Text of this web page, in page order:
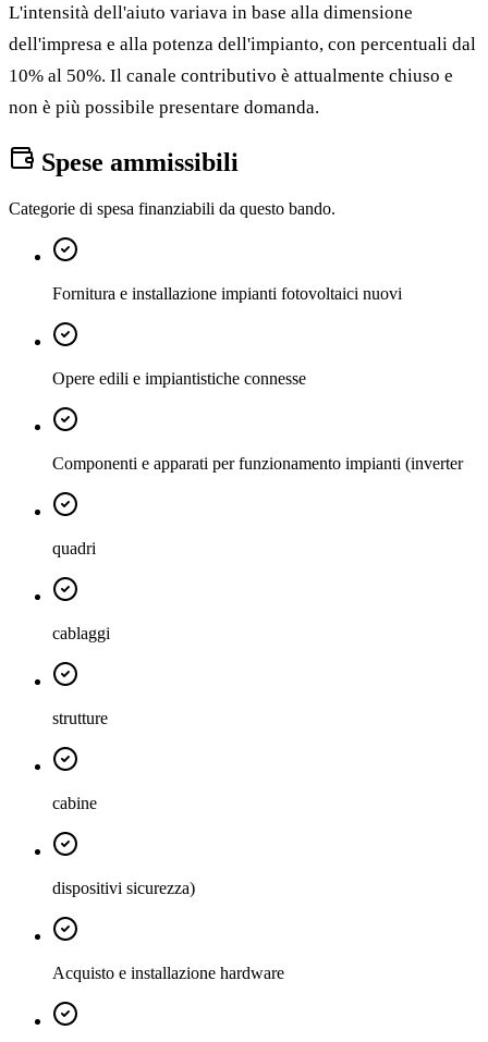
L'intensità dell'aiuto variava in base alla dimensione
dell'impresa e alla potenza dell'impianto, con percentuali dal
10% al 50%. Il canale contributivo è attualmente chiuso e
non è più possibile presentare domanda.
Spese ammissibili
Categorie di spesa finanziabili da questo bando.
Fornitura e installazione impianti fotovoltaici nuovi
Opere edili e impiantistiche connesse
Componenti e apparati per funzionamento impianti (inverter
quadri
cablaggi
strutture
cabine
dispositivi sicurezza)
Acquisto e installazione hardware